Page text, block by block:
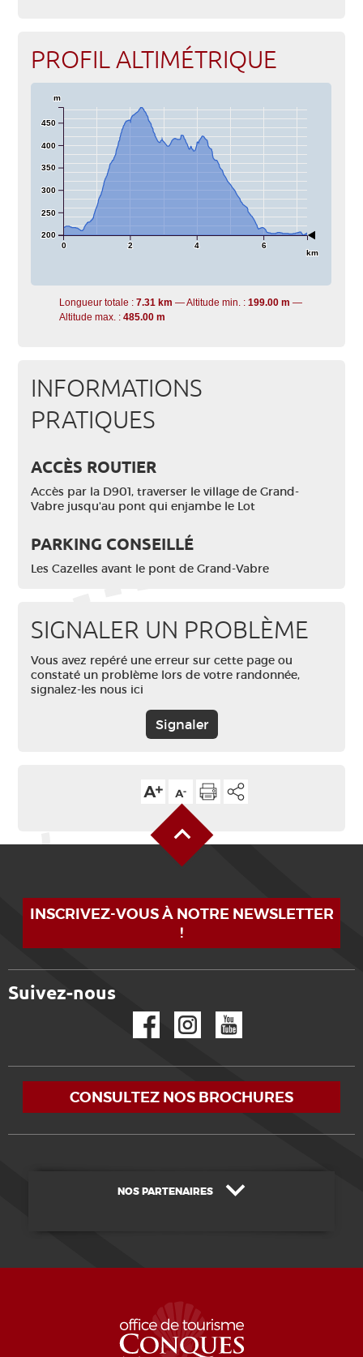
PROFIL ALTIMÉTRIQUE
0 2 4 6
km
200
250
300
350
400
450
m
Longueur totale :7.31 km Altitude min. :199.00 m
Altitude max. :485.00 m
INFORMATIONS
PRATIQUES
ACCÈS ROUTIER
Accès par la D901, traverser le village de Grand-
Vabre jusqu'au pont qui enjambe le Lot
PARKING CONSEILLÉ
Les Cazelles avant le pont de Grand-Vabre
SIGNALER UN PROBLÈME
Vous avez repéré une erreur sur cette page ou
constaté un problème lors de votre randonnée,
signalez-les nous ici
Signaler
INSCRIVEZ-VOUS À NOTRE NEWSLETTER
!
Suivez-nous
CONSULTEZ NOS BROCHURES
NOS PARTENAIRES